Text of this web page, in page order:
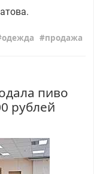
одежда продажа
пиво
рублей